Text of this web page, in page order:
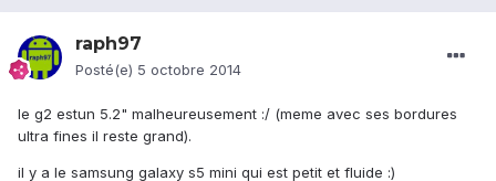
raph97
Posté(e) 5 octobre 2014
le g2 estun 5.2" malheureusement :/ (meme avec ses bordures
ultra fines il reste grand).
il y a le samsung galaxy s5 mini qui est petit et fluide :)